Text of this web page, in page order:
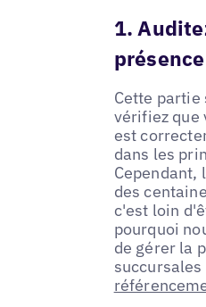
1.
Cette partie
vérifiez que
est
dans les
Cependant,
des
c'est loin
pourquoi
de gérer la
succursales